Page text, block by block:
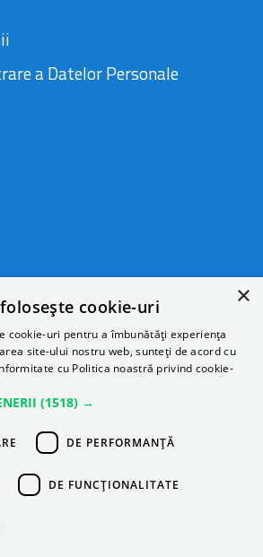
a Datelor Personale
×
cookie-uri
cookie-uri pentru a îmbunătăți experiența
site-ului nostru web, sunteți de acord cu
cu Politica noastră privind cookie-
(1518) →
DE PERFORMANȚĂ
DE FUNCŢIONALITATE